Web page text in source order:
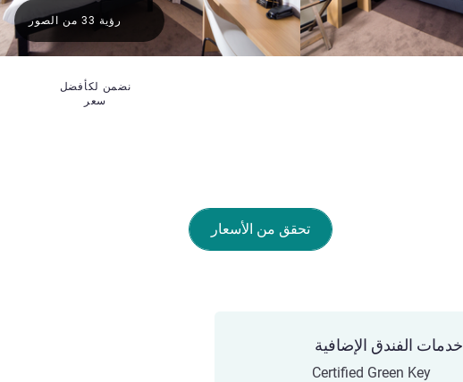
نضمن لكأفضل
سعر
رؤية 33 من الصور
تحقق من الأسعار
خدمات الفندق الإضافية
Certified Green Key